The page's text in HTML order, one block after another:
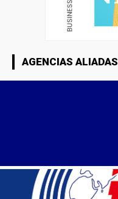
AGENCIAS ALIADAS